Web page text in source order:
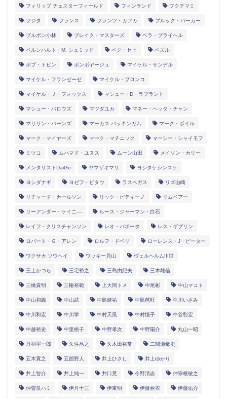
フィリップ チェスターフィールド フィンランド フクチマミ
フジタ フランス フランツ・カフカ ブルック・バーカー
ブルボン小林 ブレイク・マスターズ ベラ・ブライヘル
ベルンハルト・M. シュミッド ペク・セヒ ペズル
ボブ・トビン ボンボヤージュ マイケル・サンデル
マイケル・フランゼーゼ マイケル・プロンコ
マイケル・Ｊ・フォックス マシュー・D・ラプラント
マシュー・バロウズ マツダユカ マネー・ヘッタ・チャン
マリリン・バーンズ マーカス バッキンガム マーク・ボイル
マーク・マイヤーズ マーク・マチニック マーシー・シャイモフ
ミツコ ムハマド・ユヌス ムーン山田 メイソン・カリー
メンタリストDaiGo ヤマザキマリ ヨシタケシンスケ
ヨシダナギ ヨゼフ・ピタウ ラスベガス リズ山崎
リチャード・カールソン リック・ピティーノ リムベアー
リーアンダー・ケイニ― ルース・ジャーマン・白石
レイフ・クリスチャンソン レオ・バボータ レス・ギブリン
ロバート・Ｇ・アレン ロルフ・ドベリ ローレンス・J・ピーター
ワクサカ ソウヘイ ワッキー貝山 ヴェルヘルムIII世
三上かつら 三宅裕之 三島由紀夫 三木雄信
三橋貴明 三輪裕範 上大岡トメ 中尾彬 中山マコト
中山和義 中山武 中島健祐 中島芭旺 中川いさみ
中川和宏 中川学 中村天風 中村恒子 中谷彰宏
中越裕史 中里桃子 中野孝次 中野陽介 丸山一昭
丹羽宇一郎 久住昌之 久木田裕常 二間瀬敏史
五木寛之 五箇野人 井上ひさし 井上ゆかり
井上智介 井上純一 井口晃 今野清志 仲宗根敏之
仲曽良ハミ 伊丹十三 伊東明 伊藤亜衣 伊藤佑介